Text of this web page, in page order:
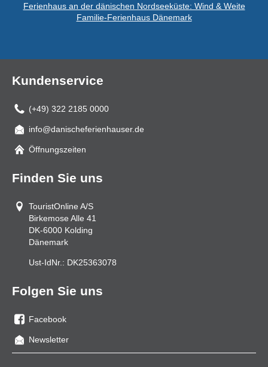
Ferienhaus an der dänischen Nordseeküste: Wind & Weite
Familie-Ferienhaus Dänemark
Kundenservice
(+49) 322 2185 0000
Mail
info@danischeferienhauser.de
Öffnungszeiten
Finden Sie uns
TouristOnline A/S
Birkemose Alle 41
DK-6000 Kolding
Dänemark
Ust-IdNr.: DK25363078
Folgen Sie uns
Sie
uns
Facebook
Newsletter